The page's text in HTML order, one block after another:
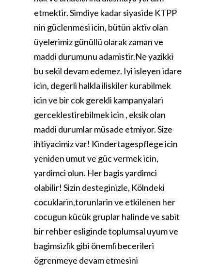
etmektir. Simdiye kadar siyaside KTPP
nin güclenmesi icin, bütün aktiv olan
üyelerimiz günüllü olarak zaman ve
maddi durumunu adamistir.Ne yazikki
bu sekil devam edemez. Iyi isleyen idare
icin, degerli halkla iliskiler kurabilmek
icin ve bir cok gerekli kampanyalari
gerceklestirebilmek icin , eksik olan
maddi durumlar müsade etmiyor. Size
ihtiyacimiz var! Kindertagespflege icin
yeniden umut ve güc vermek icin,
yardimci olun. Her bagis yardimci
olabilir! Sizin desteginizle, Kölndeki
cocuklarin,torunlarin ve etkilenen her
cocugun kücük gruplar halinde ve sabit
bir rehber esliginde toplumsal uyum ve
bagimsizlik gibi önemli becerileri
ögrenmeye devam etmesini